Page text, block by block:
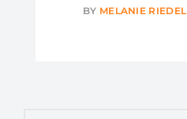
BY MELANIE RIEDEL